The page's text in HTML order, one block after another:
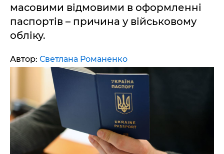
масовими відмовими в оформленні
паспортів – причина у військовому
обліку.
Автор: Светлана Романенко